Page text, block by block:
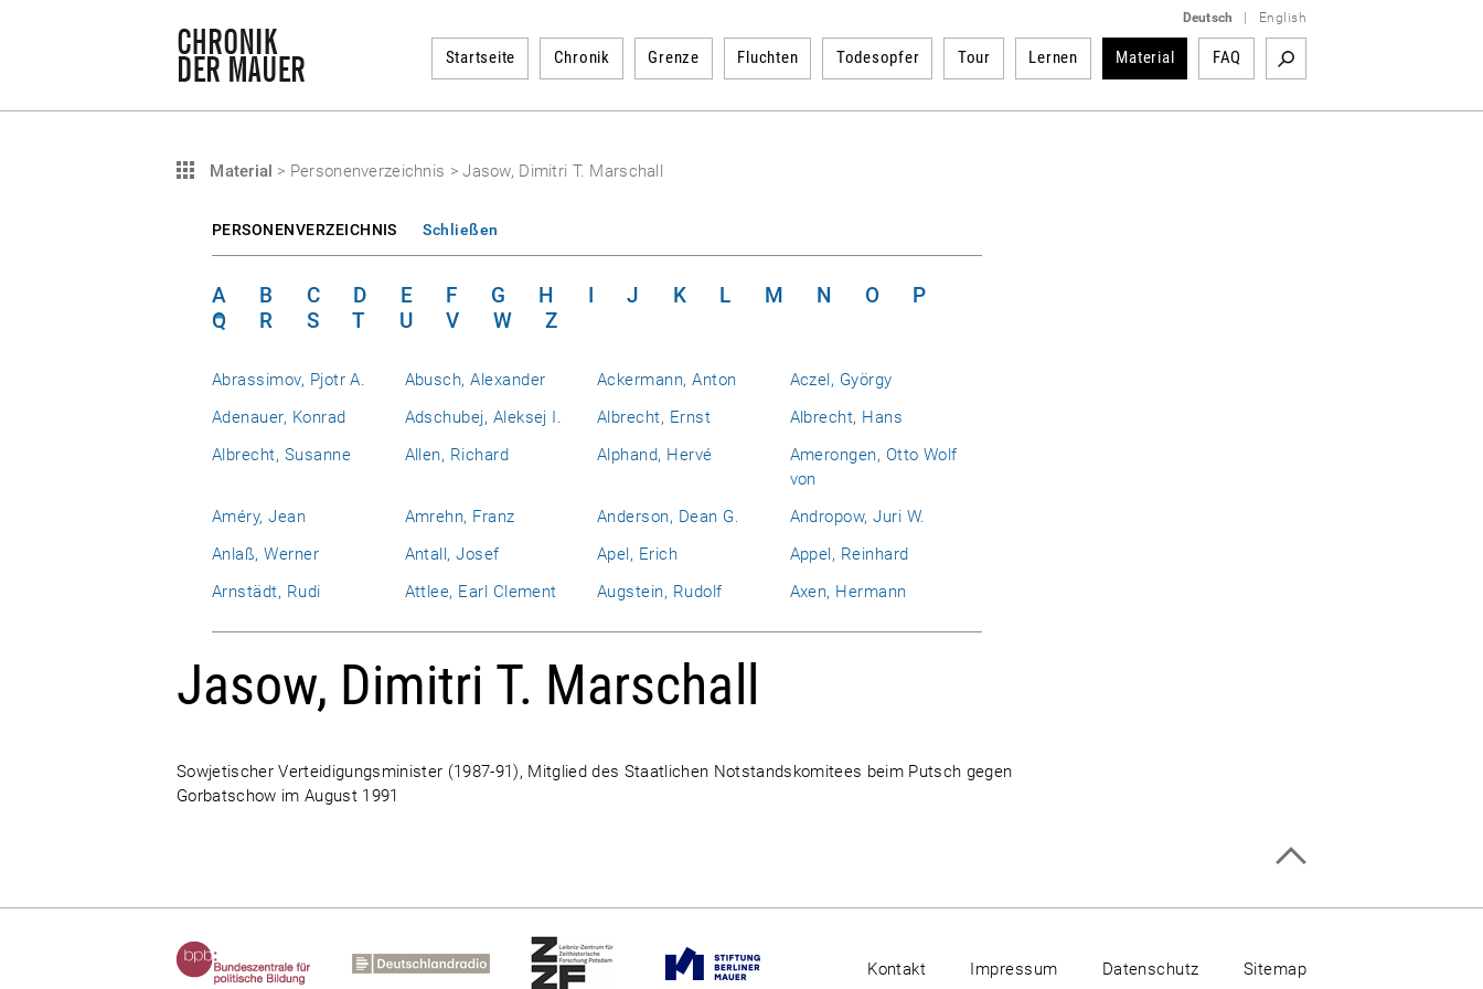
Deutsch English
Startseite Chronik Grenze Fluchten Todesopfer Tour Lernen Material FAQ
Material > Personenverzeichnis > Jasow, Dimitri T. Marschall
PERSONENVERZEICHNIS Schließen
A B C D E F G H I J K L M N O
P
Q
R S T U V W Z
Abrassimov, Pjotr A. Abusch, Alexander Ackermann, Anton
Aczel, György
Adenauer, Konrad
Adschubej, Aleksej I. Albrecht, Ernst
Albrecht, Hans
Albrecht, Susanne
Allen, Richard Alphand, Hervé
Amerongen, Otto Wolf
von
Améry, Jean
Amrehn, Franz Anderson, Dean G.
Andropow, Juri W.
Anlaß, Werner
Antall, Josef Apel, Erich
Appel, Reinhard
Arnstädt, Rudi
Attlee, Earl Clement Augstein, Rudolf Axen, Hermann
Jasow, Dimitri T. Marschall
Sowjetischer Verteidigungsminister (1987-91), Mitglied des Staatlichen Notstandskomitees beim Putsch gegen
Gorbatschow im August 1991
Kontakt Impressum Datenschutz Sitemap